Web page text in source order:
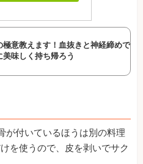
極意教えます！血抜きと神経締めで
美味しく持ち帰ろう
が付いているほうは別の料理
を使うので、皮を剥いでサク